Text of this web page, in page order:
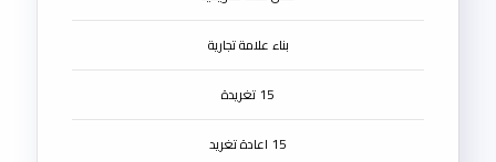
بناء علامة تجارية
15 تغريدة
15 اعادة تغريد